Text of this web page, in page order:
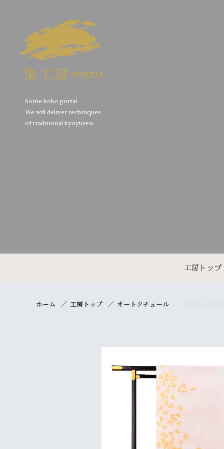
Some kobo portal.
We will deliver techniques
of traditional kyoyuzen.
工房トップ
ホーム 工房トップ オートクチュール